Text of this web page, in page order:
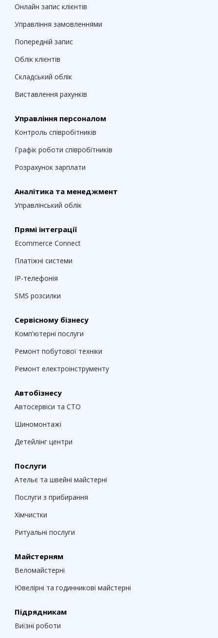
Онлайн запис клієнтів
Управління замовленнями
Попередній запис
Облік клієнтів
Складський облік
Виставлення рахунків
Управління персоналом
Контроль співробітників
Графік роботи співробітників
Розрахунок зарплати
Аналітика та менеджмент
Управлінський облік
Прямі інтеграції
Ecommerce Connect
Платіжні системи
IP-телефонія
SMS розсилки
Сервісному бізнесу
Комп'ютерні послуги
Ремонт побутової техніки
Ремонт електроінструменту
Автобізнесу
Автосервіси та СТО
Шиномонтажі
Детейлінг центри
Послуги
Ательє та швейні майстерні
Послуги з прибирання
Хімчистки
Ритуальні послуги
Майстерням
Веломайстерні
Ювелірні та годинникові майстерні
Підрядникам
Виїзні роботи